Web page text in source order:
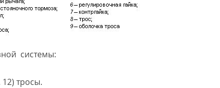
системы:
тросы.